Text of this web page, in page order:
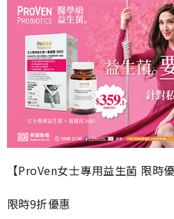
【ProVen女士專用益生菌 限時優
限時9折優惠